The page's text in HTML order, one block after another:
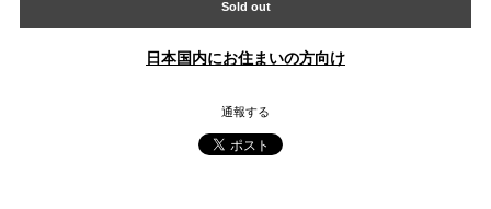
Sold out
日本国内にお住まいの方向け
通報する